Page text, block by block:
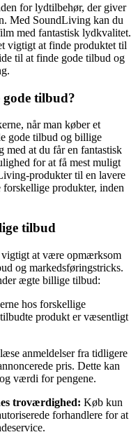
for lydtilbehør, der giver
Med SoundLiving kan du
med fantastisk lydkvalitet.
vigtigt at finde produktet til
til at finde gode tilbud og
tilbud?
når man køber et
gode tilbud og billige
med at du får en fantastisk
for at få mest muligt
produkter til en lavere
forskellige produkter, inden
tilbud
at være opmærksom
og markedsføringstricks.
ægte billige tilbud:
hos forskellige
produkt er væsentligt
anmeldelser fra tidligere
pris. Dette kan
værdi for pengene.
troværdighed: Køb kun
forhandlere for at